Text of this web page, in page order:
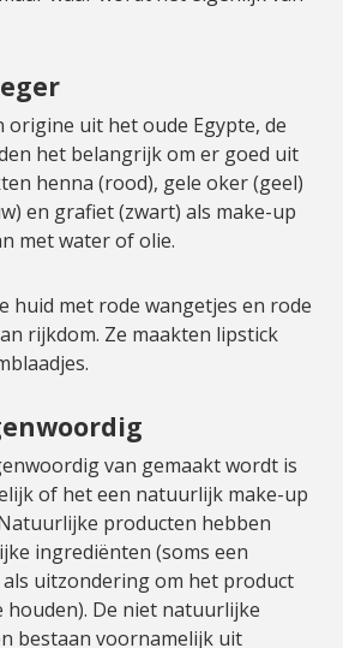
origine uit het oude Egypte, de
het belangrijk om er goed uit
henna (rood), gele oker (geel)
en grafiet (zwart) als make-up
met water of olie.
huid met rode wangetjes en rode
rijkdom. Ze maakten lipstick
van gemaakt wordt is
of het een natuurlijk make-up
producten hebben
ingrediënten (soms een
uitzondering om het product
houden). De niet natuurlijke
bestaan voornamelijk uit